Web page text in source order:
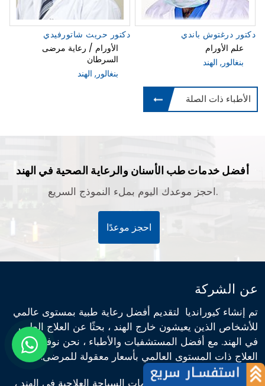
دكتور حريث شاتورفيدي
الأورام / رعاية مرضى
السرطان
بنغالور, الهند
دكتور درغتوش باندي
علم الأورام
بنغالور, الهند
الأطباء ذات الصلة
أفضل خدمات طب الأسنان والرعاية الصحية في الهند
احجز موعدك اليوم بملء النموذج السريع.
احجز موعدًا
عن الشركة
تم إنشاء كيورانديا لتقديم أفضل رعاية طبية بمستوى عالمي
للأشخاص الذين يعيشون خارج الهند ، بحثًا عن العلاج الطبي
في الهند. مع أفضل المستشفيات والأطباء ، نحن نوفر مرافق
العلاج ذات المستوى العالمي بأسعار معقولة للمرضى.
رسالتنا هي تقديم أفضل خدمات السياحة العلاجية في الهند ،